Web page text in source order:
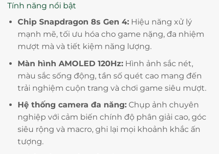
Tính năng nổi bật
Chip Snapdragon 8s Gen 4:Hiệu năng xử lý
mạnh mẽ, tối ưu hóa cho game nặng, đa nhiệm
mượt mà và tiết kiệm năng lượng.
Màn hình AMOLED 120Hz:Hình ảnh sắc nét,
màu sắc sống động, tần số quét cao mang đến
trải nghiệm cuộn trang và chơi game siêu mượt.
Hệ thống camera đa năng:Chụp ảnh chuyên
nghiệp với cảm biến chính độ phân giải cao, góc
siêu rộng và macro, ghi lại mọi khoảnh khắc ấn
tượng.